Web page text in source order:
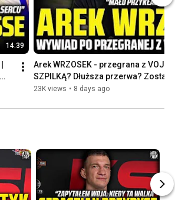
14:39
Arek WRZOSEK - przegrana z
SZPILKĄ? Dłuższa przerwa? Zostaje
Polacy w UFC
23K views • 8 days ago